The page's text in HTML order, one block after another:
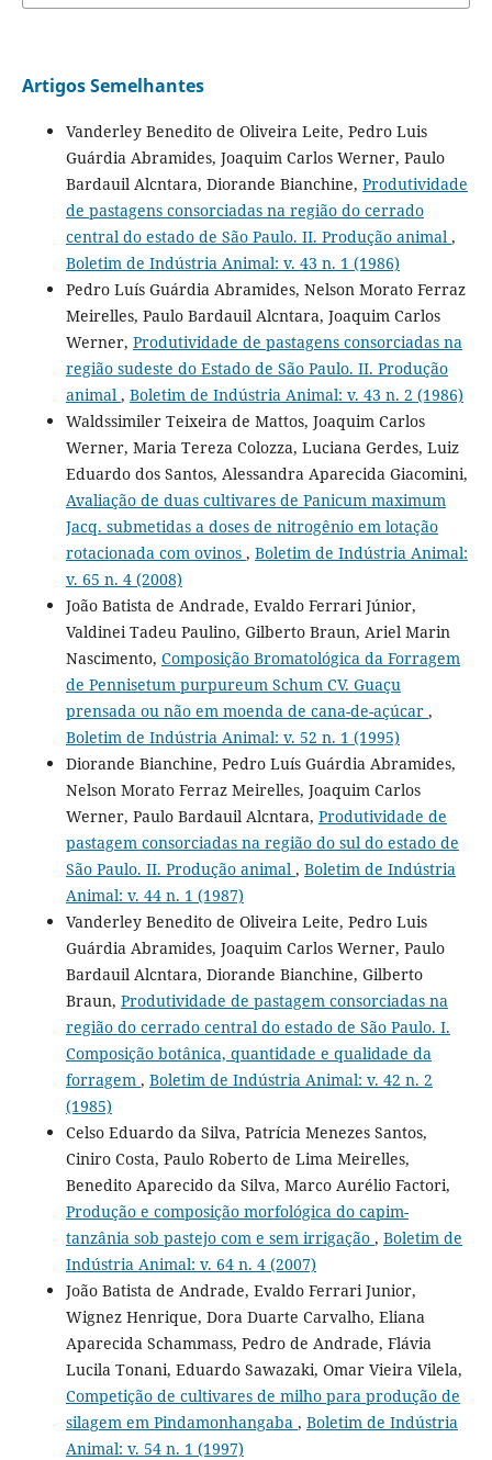
Artigos Semelhantes
Vanderley Benedito de Oliveira Leite, Pedro Luis
Guárdia Abramides, Joaquim Carlos Werner, Paulo
Bardauil Alcntara, Diorande Bianchine, Produtividade
de pastagens consorciadas na região do cerrado
central do estado de São Paulo. II. Produção animal ,
Boletim de Indústria Animal: v. 43 n. 1 (1986)
Pedro Luís Guárdia Abramides, Nelson Morato Ferraz
Meirelles, Paulo Bardauil Alcntara, Joaquim Carlos
Werner, Produtividade de pastagens consorciadas na
região sudeste do Estado de São Paulo. II. Produção
animal , Boletim de Indústria Animal: v. 43 n. 2 (1986)
Waldssimiler Teixeira de Mattos, Joaquim Carlos
Werner, Maria Tereza Colozza, Luciana Gerdes, Luiz
Eduardo dos Santos, Alessandra Aparecida Giacomini,
Avaliação de duas cultivares de Panicum maximum
Jacq. submetidas a doses de nitrogênio em lotação
rotacionada com ovinos , Boletim de Indústria Animal:
v. 65 n. 4 (2008)
João Batista de Andrade, Evaldo Ferrari Júnior,
Valdinei Tadeu Paulino, Gilberto Braun, Ariel Marin
Nascimento, Composição Bromatológica da Forragem
de Pennisetum purpureum Schum CV. Guaçu
prensada ou não em moenda de cana-de-açúcar ,
Boletim de Indústria Animal: v. 52 n. 1 (1995)
Diorande Bianchine, Pedro Luís Guárdia Abramides,
Nelson Morato Ferraz Meirelles, Joaquim Carlos
Werner, Paulo Bardauil Alcntara, Produtividade de
pastagem consorciadas na região do sul do estado de
São Paulo. II. Produção animal , Boletim de Indústria
Animal: v. 44 n. 1 (1987)
Vanderley Benedito de Oliveira Leite, Pedro Luis
Guárdia Abramides, Joaquim Carlos Werner, Paulo
Bardauil Alcntara, Diorande Bianchine, Gilberto
Braun, Produtividade de pastagem consorciadas na
região do cerrado central do estado de São Paulo. I.
Composição botânica, quantidade e qualidade da
forragem , Boletim de Indústria Animal: v. 42 n. 2
(1985)
Celso Eduardo da Silva, Patrícia Menezes Santos,
Ciniro Costa, Paulo Roberto de Lima Meirelles,
Benedito Aparecido da Silva, Marco Aurélio Factori,
Produção e composição morfológica do capim-
tanzânia sob pastejo com e sem irrigação , Boletim de
Indústria Animal: v. 64 n. 4 (2007)
João Batista de Andrade, Evaldo Ferrari Junior,
Wignez Henrique, Dora Duarte Carvalho, Eliana
Aparecida Schammass, Pedro de Andrade, Flávia
Lucila Tonani, Eduardo Sawazaki, Omar Vieira Vilela,
Competição de cultivares de milho para produção de
silagem em Pindamonhangaba , Boletim de Indústria
Animal: v. 54 n. 1 (1997)